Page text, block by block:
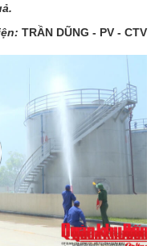
TRẦN DŨNG - PV - CTV